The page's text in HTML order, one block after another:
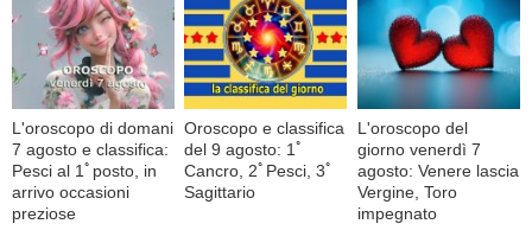
L'oroscopo di domani
7 agosto e classifica:
Pesci al 1ﾟposto, in
arrivo occasioni
preziose
Oroscopo e classifica
del 9 agosto: 1ﾟ
Cancro, 2ﾟPesci, 3ﾟ
Sagittario
L'oroscopo del
giorno venerdì 7
agosto: Venere lascia
Vergine, Toro
impegnato